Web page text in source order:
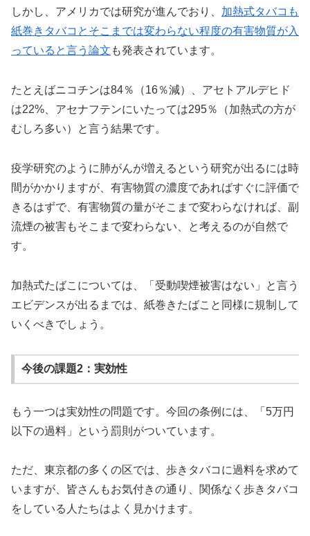
しかし、アメリカでは研究が進んでおり、 加熱式タバコも
紙巻きタバコとそこまでは変わらない程度の有害物質が入
っていると言う論文 も発表されています。
たとえばニコチンは84％（16％減）、アセトアルデヒド
は22% 、アセナフテンにいたっては295％（加熱式の方が
むしろ多い）と言う結果です。
疫学研究のように肺がんが増えるという研究が出るには時
間がかかりますが、有害物質の濃度であればすぐに評価で
きるはずで、有害物質の量がそこまで変わらなければ、副
流煙の被害もそこまで変わらない、と考えるのが自然で
す。
加熱式たばこについては、「受動喫煙被害はない」と言う
エビデンスが出るまでは、紙巻きたばこと同様に規制して
いくべきでしょう。
今後の課題2：実効性
もう一つは実効性の問題です。今回の条例には、「5万円
以下の過料」という罰則がついています。
ただ、東京都の多くの区では、歩きタバコに過料を求めて
いますが、皆さんもお気付きの通り、関係なく歩きタバコ
をしている人たちはよく見かけます。